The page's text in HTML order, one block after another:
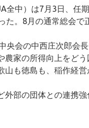
全中）は7月3日、任
た。8月の通常総会で
央会の中西庄次郎会
農家の所得向上をど
山も徳島も、稲作経
外部の団体との連携